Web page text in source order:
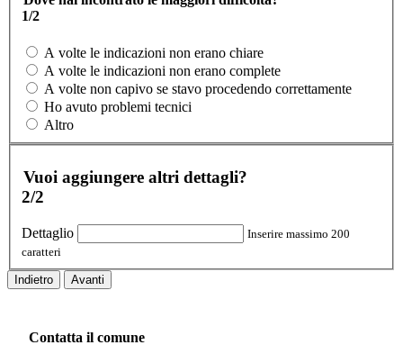
1/2
A volte le indicazioni non erano chiare
A volte le indicazioni non erano complete
A volte non capivo se stavo procedendo correttamente
Ho avuto problemi tecnici
Altro
Vuoi aggiungere altri dettagli?
2/2
Dettaglio
Inserire massimo 200
caratteri
Indietro Avanti
Contatta il comune